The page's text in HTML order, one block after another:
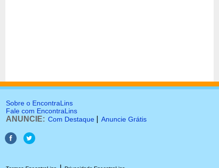
Sobre o EncontraLins
Fale com EncontraLins
ANUNCIE: Com Destaque Anuncie Grátis